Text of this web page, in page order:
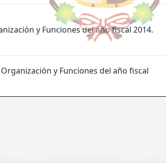
y Funciones del año fiscal 2014.
y Funciones del año fiscal